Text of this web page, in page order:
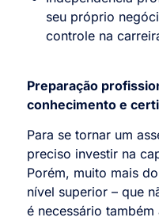
seu próprio
controle na
Preparação
conhecimento e
Para se tornar um
preciso investir na
Porém, muito mais
nível superior – que
é necessário